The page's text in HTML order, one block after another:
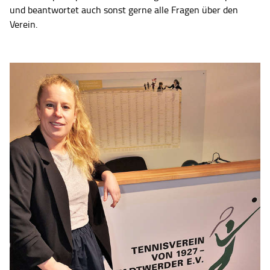
und beantwortet auch sonst gerne alle Fragen über den
Verein.